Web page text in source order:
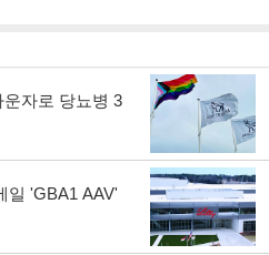
자로 당뇨병 3
일 'GBA1 AAV'